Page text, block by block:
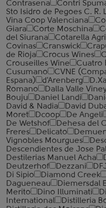
Contrasena
Contri
Sto Isidro de Pegoes C. R.
Vina Coop Valenciana
Giara
Corte Moschina
del Siurana
Cotarella
Covinas
Cranswick
de Rioja
Crocus Wines
Crouseilles Wine
Cuatro
Cusumano
CVNE
Espana)
d'Arenberg
Romano
Dalla Valle
Bouju
Daniel Landi
David & Nadia
David
Moret
Dcoop De Angeli
De Wetshof
Dehesa del
Freres
Delicato
Vignobles Mourgues
Descendientes de Jose
Destilerias Manuel Acha
Deutzerhof
Dezzani
Di Sipio
Diamond Creek
Dagueneau
Diemersdal
Merito
Dino Illuminati
International
Distilleria